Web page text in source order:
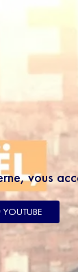
vous
YOUTUBE